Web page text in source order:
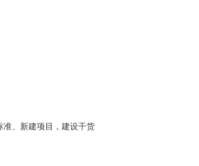
准、新建项目，建设干货